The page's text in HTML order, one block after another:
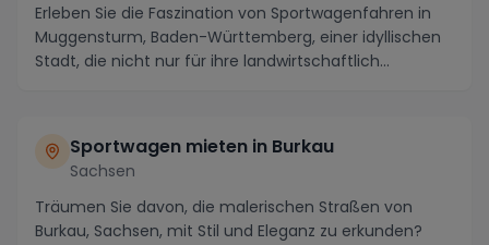
Erleben Sie die Faszination von Sportwagenfahren in
Muggensturm, Baden-Württemberg, einer idyllischen
Stadt, die nicht nur für ihre landwirtschaftlich...
Sportwagen mieten in Burkau
Sachsen
Träumen Sie davon, die malerischen Straßen von
Burkau, Sachsen, mit Stil und Eleganz zu erkunden?